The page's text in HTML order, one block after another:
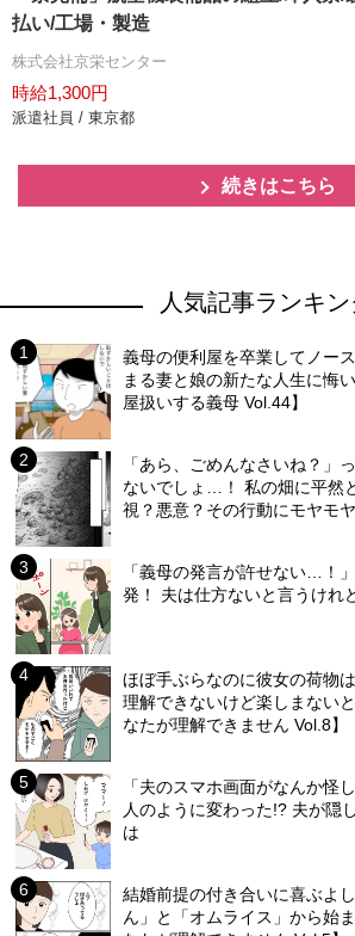
払い/工場・製造
株式会社京栄センター
時給1,300円
派遣社員 / 東京都
続きはこちら
人気記事ランキ
義母の便利屋を卒業してノー
まる妻と娘の新たな人生に悔
屋扱いする義母 Vol.44】
「あら、ごめんなさいね？」
ないでしょ…！ 私の畑に平然
視？悪意？その行動にモヤモ
「義母の発言が許せない…！
発！ 夫は仕方ないと言うけれ
ほぼ手ぶらなのに彼女の荷物
理解できないけど楽しまない
なたが理解できません Vol.8】
「夫のスマホ画面がなんか怪
人のように変わった!? 夫が隠
は
結婚前提の付き合いに喜ぶよ
ん」と「オムライス」から始